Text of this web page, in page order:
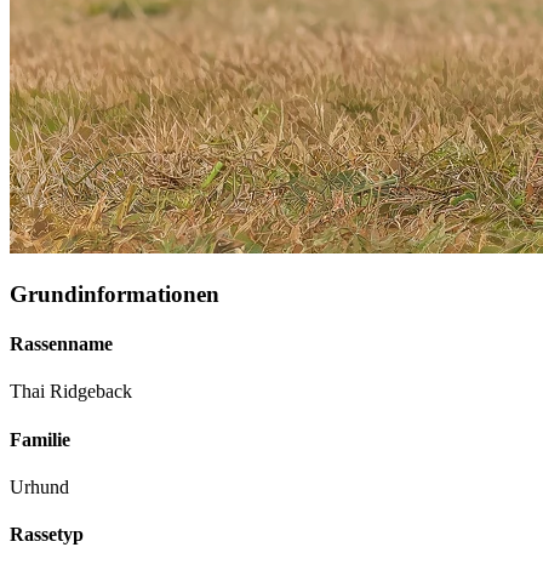
Grundinformationen
Rassenname
Thai Ridgeback
Familie
Urhund
Rassetyp